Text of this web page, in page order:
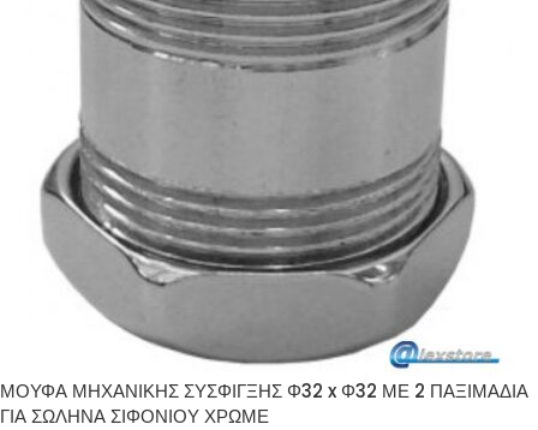
ΜΟΥΦΑ ΜΗΧΑΝΙΚΗΣ ΣΥΣΦΙΓΞΗΣ Φ32 x Φ32 ΜΕ 2 ΠΑΞΙΜΑΔΙΑ
ΓΙΑ ΣΩΛΗΝΑ ΣΙΦΟΝΙΟΥ ΧΡΩΜΕ